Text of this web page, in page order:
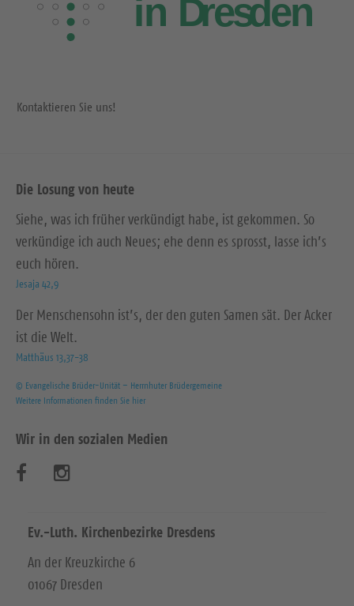
Kontaktieren Sie uns!
Die Losung von heute
Siehe, was ich früher verkündigt habe, ist gekommen. So
verkündige ich auch Neues; ehe denn es sprosst, lasse ich’s
euch hören.
Jesaja 42,9
Der Menschensohn ist’s, der den guten Samen sät. Der Acker
ist die Welt.
Matthäus 13,37-38
© Evangelische Brüder-Unität – Herrnhuter Brüdergemeine
Weitere Informationen finden Sie hier
Wir in den sozialen Medien
s
u
c
s
u
c
Ev.-Luth. Kirchenbezirke Dresdens
An der Kreuzkirche 6
01067 Dresden